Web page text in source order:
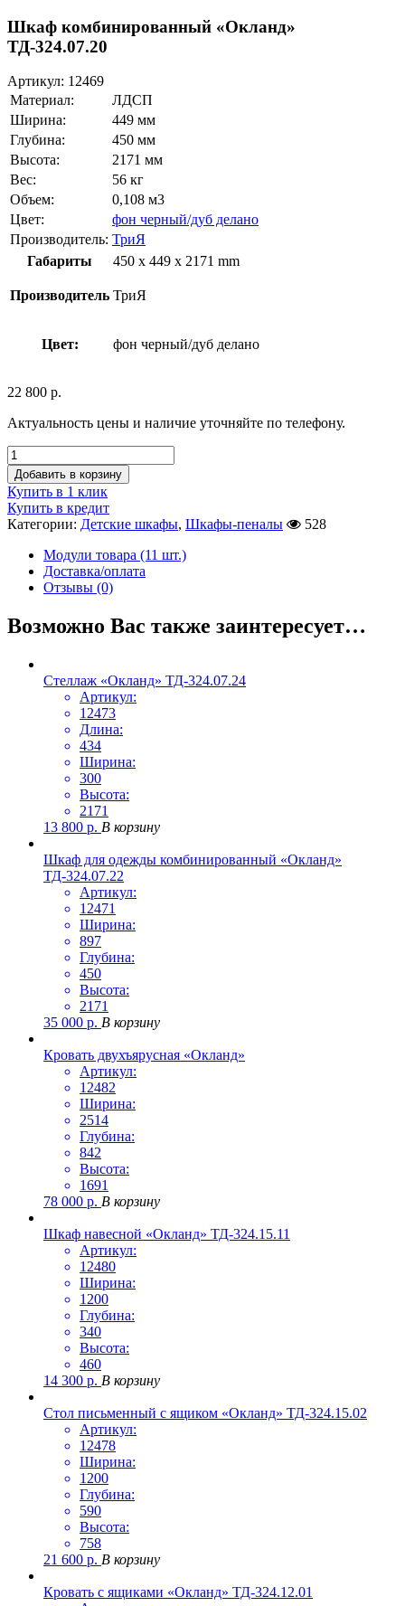
Шкаф комбинированный «Окланд»
ТД-324.07.20
Артикул: 12469
Материал:
ЛДСП
Ширина:
449 мм
Глубина:
450 мм
Высота:
2171 мм
Вес:
56 кг
Объем:
0,108 м3
Цвет:
фон черный/дуб делано
Производитель: ТриЯ
Габариты
450 x 449 x 2171 mm
Производитель ТриЯ
Цвет: фон черный/дуб делано
22 800 р.
Актуальность цены и наличие уточняйте по телефону.
Добавить в корзину
Купить в 1 клик
Купить в кредит
Категории: Детские шкафы, Шкафы-пеналы
528
Модули товара (11 шт.)
Доставка/оплата
Отзывы (0)
Возможно Вас также заинтересует…
Стеллаж «Окланд» ТД-324.07.24
Артикул:
12473
Длина:
434
Ширина:
300
Высота:
2171
13 800 р. В корзину
Шкаф для одежды комбинированный «Окланд»
ТД-324.07.22
Артикул:
12471
Ширина:
897
Глубина:
450
Высота:
2171
35 000 р. В корзину
Кровать двухъярусная «Окланд»
Артикул:
12482
Ширина:
2514
Глубина:
842
Высота:
1691
78 000 р. В корзину
Шкаф навесной «Окланд» ТД-324.15.11
Артикул:
12480
Ширина:
1200
Глубина:
340
Высота:
460
14 300 р. В корзину
Стол письменный с ящиком «Окланд» ТД-324.15.02
Артикул:
12478
Ширина:
1200
Глубина:
590
Высота:
758
21 600 р. В корзину
Кровать с ящиками «Окланд» ТД-324.12.01